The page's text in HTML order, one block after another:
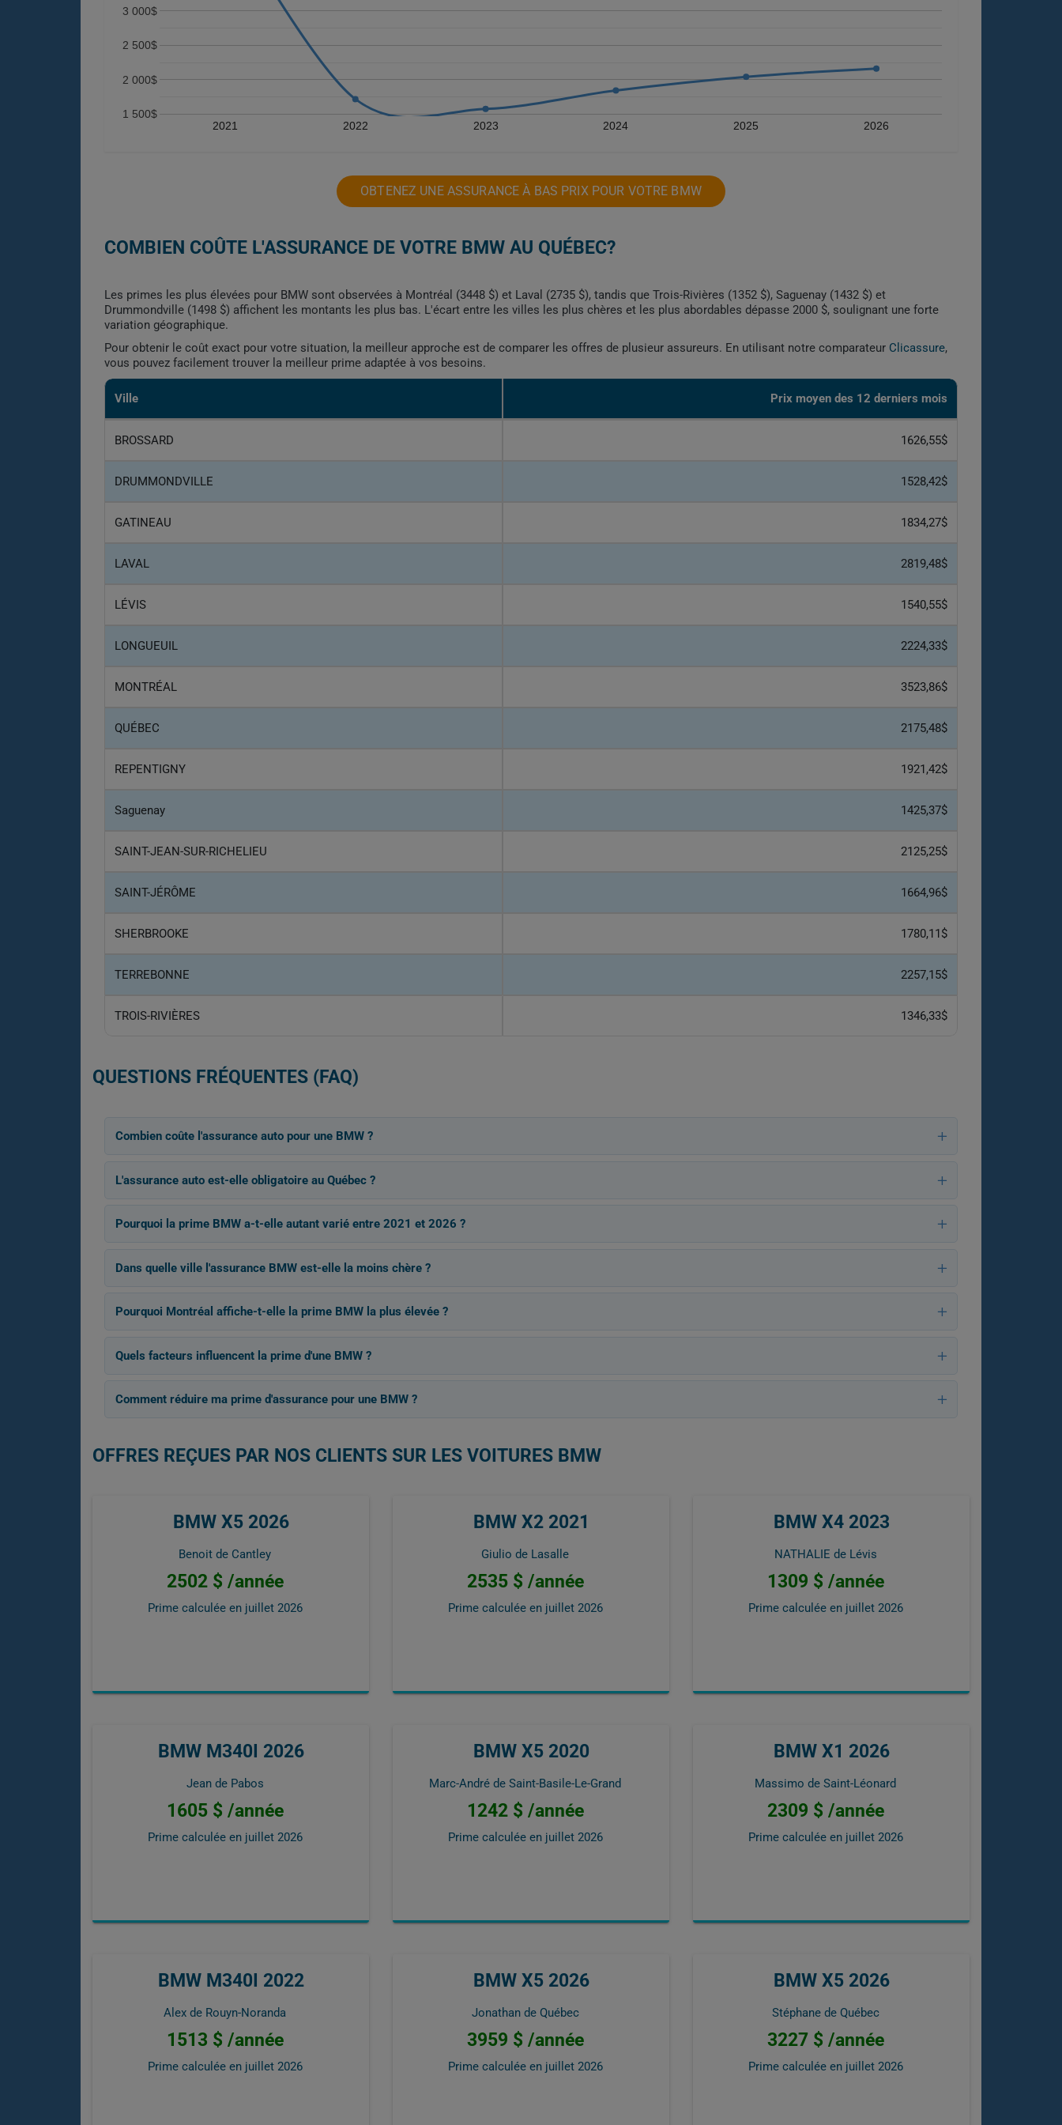
2021 2022 2023 2024 2025 2026
1 500$
2 000$
2 500$
3 000$
OBTENEZ UNE ASSURANCE À BAS PRIX POUR VOTRE BMW
COMBIEN COÛTE L'ASSURANCE DE VOTRE BMW AU QUÉBEC?
Les primes les plus élevées pour BMW sont observées à Montréal (3448 $) et Laval (2735 $), tandis que Trois-Rivières (1352 $), Saguenay (1432 $) et
Drummondville (1498 $) affichent les montants les plus bas. L'écart entre les villes les plus chères et les plus abordables dépasse 2000 $, soulignant une forte
variation géographique.
Pour obtenir le coût exact pour votre situation, la meilleur approche est de comparer les offres de plusieur assureurs. En utilisant notre comparateur Clicassure,
vous pouvez facilement trouver la meilleur prime adaptée à vos besoins.
Ville Prix ​​moyen des 12 derniers mois
BROSSARD 1626,55$
DRUMMONDVILLE 1528,42$
GATINEAU 1834,27$
LAVAL 2819,48$
LÉVIS 1540,55$
LONGUEUIL 2224,33$
MONTRÉAL 3523,86$
QUÉBEC 2175,48$
REPENTIGNY 1921,42$
Saguenay 1425,37$
SAINT-JEAN-SUR-RICHELIEU 2125,25$
SAINT-JÉRÔME 1664,96$
SHERBROOKE 1780,11$
TERREBONNE 2257,15$
TROIS-RIVIÈRES 1346,33$
QUESTIONS FRÉQUENTES (FAQ)
Combien coûte l'assurance auto pour une BMW ?
L'assurance auto est-elle obligatoire au Québec ?
Pourquoi la prime BMW a-t-elle autant varié entre 2021 et 2026 ?
Dans quelle ville l'assurance BMW est-elle la moins chère ?
Pourquoi Montréal affiche-t-elle la prime BMW la plus élevée ?
Quels facteurs influencent la prime d'une BMW ?
Comment réduire ma prime d'assurance pour une BMW ?
OFFRES REÇUES PAR NOS CLIENTS SUR LES VOITURES BMW
BMW X5 2026
Benoit de Cantley
2502 $ /année
Prime calculée en juillet 2026
BMW X2 2021
Giulio de Lasalle
2535 $ /année
Prime calculée en juillet 2026
BMW X4 2023
NATHALIE de Lévis
1309 $ /année
Prime calculée en juillet 2026
BMW M340I 2026
Jean de Pabos
1605 $ /année
Prime calculée en juillet 2026
BMW X5 2020
Marc-André de Saint-Basile-Le-Grand
1242 $ /année
Prime calculée en juillet 2026
BMW X1 2026
Massimo de Saint-Léonard
2309 $ /année
Prime calculée en juillet 2026
BMW M340I 2022
Alex de Rouyn-Noranda
1513 $ /année
Prime calculée en juillet 2026
BMW X5 2026
Jonathan de Québec
3959 $ /année
Prime calculée en juillet 2026
BMW X5 2026
Stéphane de Québec
3227 $ /année
Prime calculée en juillet 2026